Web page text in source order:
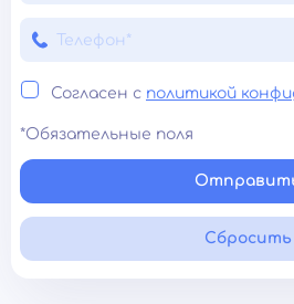
Согласен с политикой
*Обязательные поля
Сбросить